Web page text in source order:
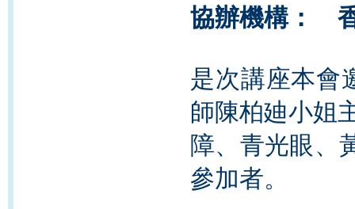
協辦機構：
是次講座本會
師陳柏廸小姐
障、青光眼、
參加者。